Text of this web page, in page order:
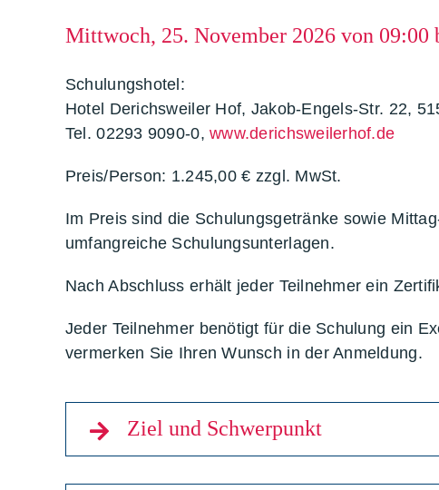
Mittwoch, 25. November 2026 von 09:00
Schulungshotel:
Hotel Derichsweiler Hof, Jakob-Engels-Str. 22,
Tel. 02293 9090-0,www.derichsweilerhof.de
Preis/Person: 1.245,00 € zzgl. MwSt.
Im Preis sind die Schulungsgetränke sowie
umfangreiche Schulungsunterlagen.
Nach Abschluss erhält jeder Teilnehmer ein
Jeder Teilnehmer benötigt für die Schulung ein
vermerken Sie Ihren Wunsch in der Anmeldung.
Ziel und Schwerpunkt